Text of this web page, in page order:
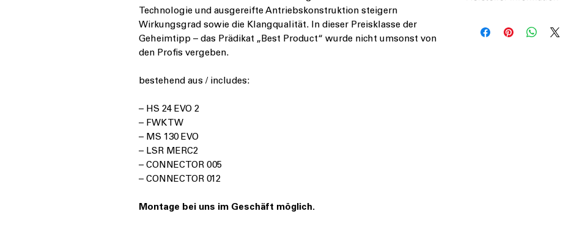
Technologie und ausgereifte Antriebskonstruktion steigern
Wirkungsgrad sowie die Klangqualität. In dieser Preisklasse der
Geheimtipp – das Prädikat „Best Product“ wurde nicht umsonst von
den Profis vergeben.
bestehend aus / includes:
– HS 24 EVO 2
– FWK TW
– MS 130 EVO
– LSR MERC2
– CONNECTOR 005
– CONNECTOR 012
Montage bei uns im Geschäft möglich.
Falltorstraße 6